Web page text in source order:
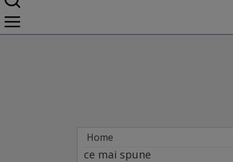
Home
La zi în cultură
ce mai spune